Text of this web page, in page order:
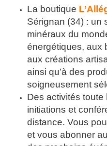
La boutique
Sérignan (34) : un
minéraux du
énergétiques, aux
aux créations
ainsi qu’à des
soigneusement
Des activités toute
initiations et
distance. Vous
et vous abonner